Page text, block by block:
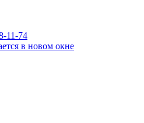
11-74
в новом окне